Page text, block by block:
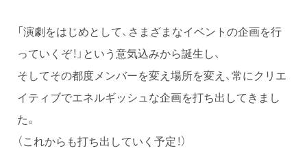
「演劇をはじめとして、さまざまなイベントの企画を行
っていくぞ！」という意気込みから誕生し、
そしてその都度メンバーを変え場所を変え、常にクリエ
イティブでエネルギッシュな企画を打ち出してきまし
た。
（これからも打ち出していく予定！）